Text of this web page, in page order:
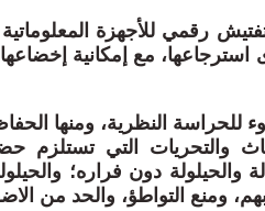
رقمي للأجهزة
استرجاعها، مع إمكانية
اللجوء للحراسة النظرية، ومنها
والتحريات التي تستلزم
دون فراره؛
ومنع التواطؤ، والحد من